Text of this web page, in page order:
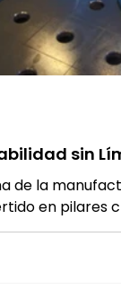
sin
de la
en pilares